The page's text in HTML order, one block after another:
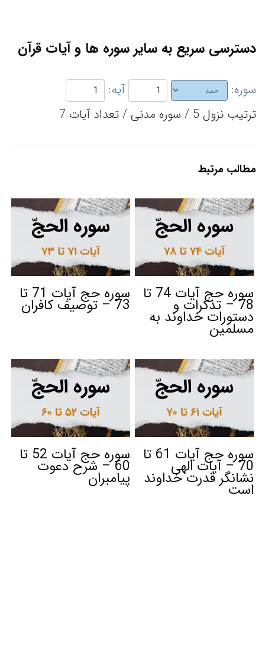
دسترسی سریع به سایر سوره ها و آیات قرآن
سوره:
آیه:
ترتیب نزول 5 / سوره مدنی / تعداد آیات 7
مطالب مرتبط
سوره حج آیات 74 تا
78 – تذکرات و
دستورات خداوند به
مسلمین
سوره حج آیات 71 تا
73 – توصیف کافران
سوره حج آیات 61 تا
70 – آیات الهی
نشانگر قدرت خداوند
است
سوره حج آیات 52 تا
60 – شرح دعوت
پیامبران